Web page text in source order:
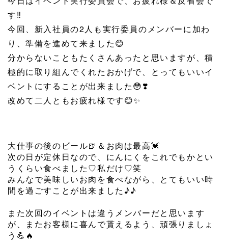
す‼️
今回、新入社員の2人も実行委員のメンバーに加わ
り、準備を進めて来ました😊
分からないこともたくさんあったと思いますが、積
極的に取り組んでくれたおかげで、とってもいいイ
ベントにすることが出来ました😳❣️
改めて二人ともお疲れ様です😊✨
大仕事の後のビール🍺 ＆お肉は最高💓
次の日が定休日なので、にんにくをこれでもかとい
うくらい食べました♡私だけ♡笑
みんなで美味しいお肉を食べながら、とてもいい時
間を過ごすことが出来ました♪♪
また次回のイベントは違うメンバーだと思います
が、またお客様に喜んで貰えるよう、頑張りましょ
う 💪 🔥